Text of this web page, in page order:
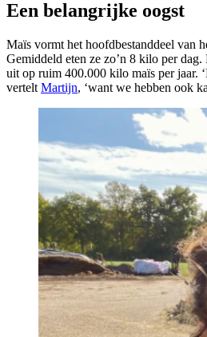
Een belangrijke oogst
Maïs vormt het hoofdbestanddeel van
Gemiddeld eten ze zo’n 8 kilo per
uit op ruim 400.000 kilo maïs per jaar.
vertelt Martijn, ‘want we hebben ook